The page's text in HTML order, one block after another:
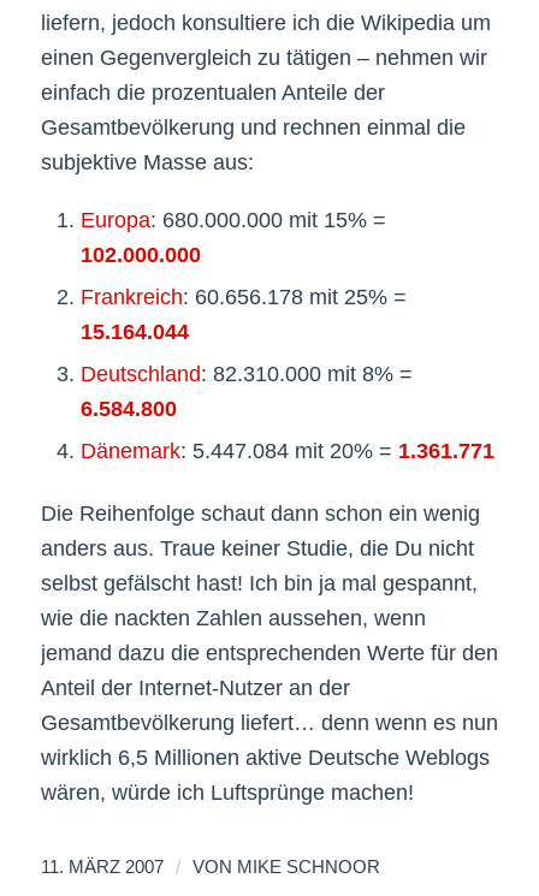
liefern, jedoch konsultiere ich die Wikipedia um
einen Gegenvergleich zu tätigen – nehmen wir
einfach die prozentualen Anteile der
Gesamtbevölkerung und rechnen einmal die
subjektive Masse aus:
Europa: 680.000.000 mit 15% =
102.000.000
Frankreich: 60.656.178 mit 25% =
15.164.044
Deutschland: 82.310.000 mit 8% =
6.584.800
Dänemark: 5.447.084 mit 20% = 1.361.771
Die Reihenfolge schaut dann schon ein wenig
anders aus. Traue keiner Studie, die Du nicht
selbst gefälscht hast! Ich bin ja mal gespannt,
wie die nackten Zahlen aussehen, wenn
jemand dazu die entsprechenden Werte für den
Anteil der Internet-Nutzer an der
Gesamtbevölkerung liefert… denn wenn es nun
wirklich 6,5 Millionen aktive Deutsche Weblogs
wären, würde ich Luftsprünge machen!
11. MÄRZ 2007 / VON MIKE SCHNOOR